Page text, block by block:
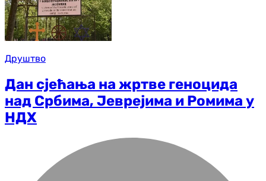
Друштво
Дан сјећања на жртве геноцида
над Србима, Јеврејима и Ромима у
НДХ